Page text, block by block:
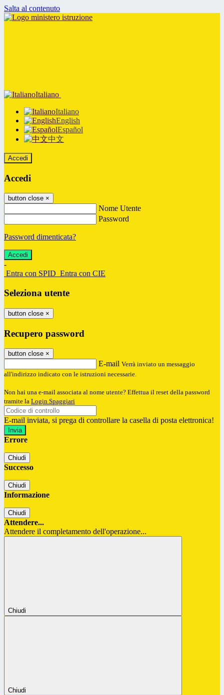
Salta al contenuto
Italiano
Italiano
English
Español
中文
Accedi
Accedi
button close ×
Nome Utente
Password
Password dimenticata?
-
Entra con SPID Entra con CIE
Seleziona utente
button close ×
Recupero password
button close ×
E-mail Verrà inviato un messaggio
all'indirizzo indicato con le istruzioni necessarie.
Non hai una e-mail associata al nome utente? Effettua il reset della password
tramite la Login Spaggiari
E-mail inviata, si prega di controllare la casella di posta elettronica!
Errore
Chiudi
Successo
Chiudi
Informazione
Chiudi
Attendere...
Attendere il completamento dell'operazione...
Chiudi
Chiudi